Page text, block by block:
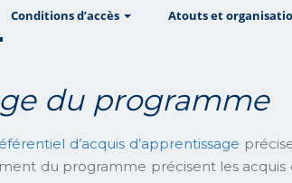
Conditions d’accès showAtouts et
du programme
d’acquis d’apprentissage
du programme précisent les acquis